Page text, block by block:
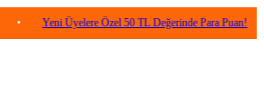
Yeni Üyelere Özel 50 TL Değerinde Para Puan! •